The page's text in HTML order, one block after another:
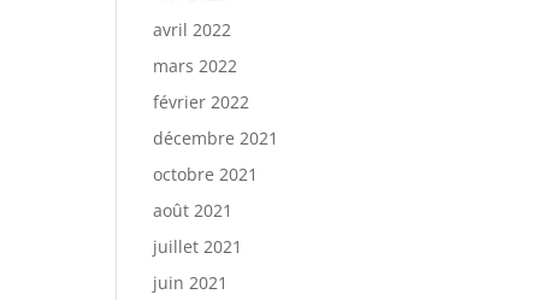
avril 2022
mars 2022
février 2022
décembre 2021
octobre 2021
août 2021
juillet 2021
juin 2021